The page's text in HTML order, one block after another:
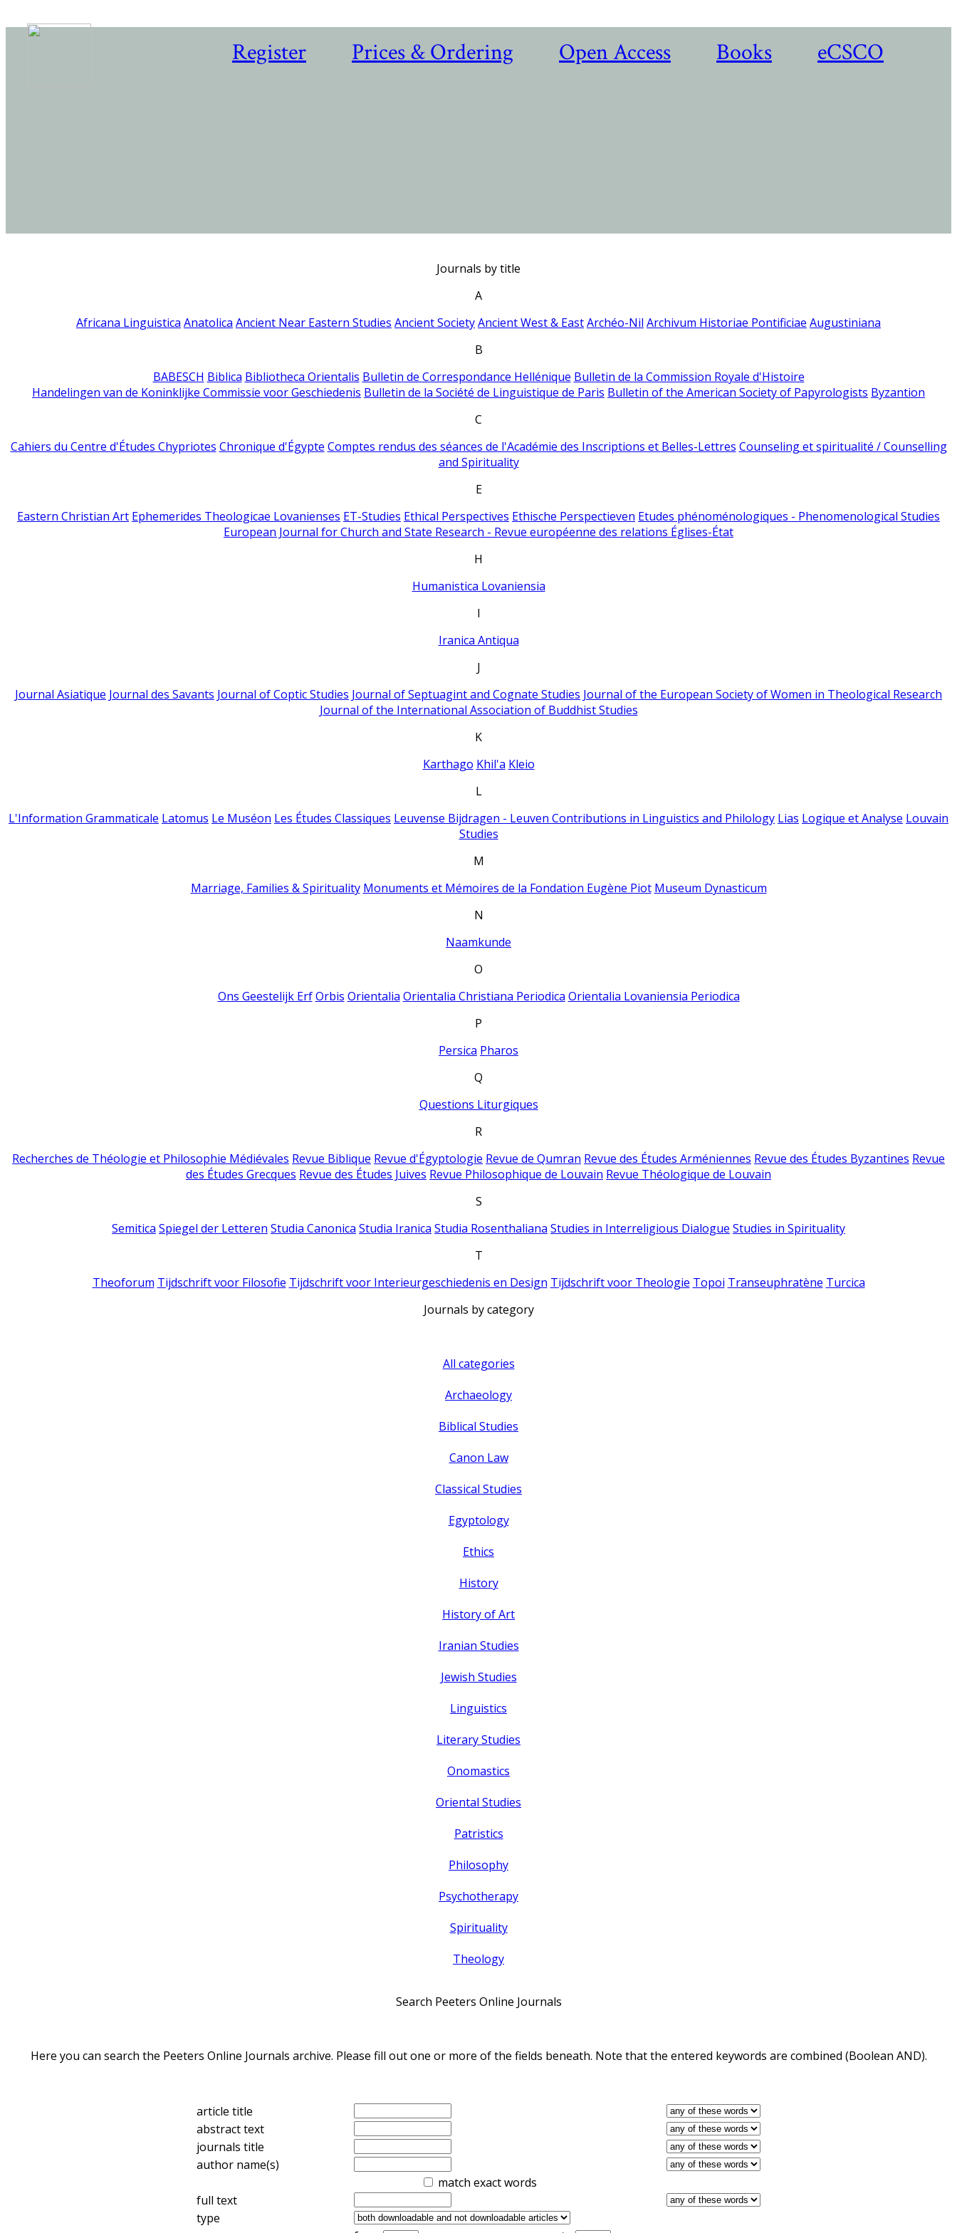
Register Prices & Ordering Open Access Books eCSCO
Journals by title
A
Africana Linguistica Anatolica Ancient Near Eastern Studies Ancient SocietyAncient West & EastArchéo-Nil Archivum Historiae Pontificiae Augustiniana
B
BABESCH Biblica Bibliotheca Orientalis Bulletin de Correspondance Hellénique Bulletin de la Commission Royale d'Histoire
Handelingen van de Koninklijke Commissie voor Geschiedenis Bulletin de la Société de Linguistique de Paris Bulletin of the American Society of Papyrologists Byzantion
C
Cahiers du Centre d'Études Chypriotes Chronique d'Égypte Comptes rendus des séances de l'Académie des Inscriptions et Belles-Lettres Counseling et spiritualité / Counselling
and Spirituality
E
Eastern Christian Art Ephemerides Theologicae Lovanienses ET-Studies Ethical Perspectives Ethische Perspectieven Etudes phénoménologiques - Phenomenological Studies
European Journal for Church and State Research - Revue européenne des relations Églises-État
H
Humanistica Lovaniensia
I
Iranica Antiqua
J
Journal Asiatique Journal des Savants Journal of Coptic Studies Journal of Septuagint and Cognate Studies Journal of the European Society of Women in Theological Research
Journal of the International Association of Buddhist Studies
K
Karthago Khil'a Kleio
L
L'Information Grammaticale Latomus Le Muséon Les Études Classiques Leuvense Bijdragen - Leuven Contributions in Linguistics and Philology Lias Logique et Analyse Louvain
Studies
M
Marriage, Families & Spirituality Monuments et Mémoires de la Fondation Eugène Piot Museum Dynasticum
N
Naamkunde
O
Ons Geestelijk Erf Orbis Orientalia Orientalia Christiana Periodica Orientalia Lovaniensia Periodica
P
Persica Pharos
Q
Questions Liturgiques
R
Recherches de Théologie et Philosophie Médiévales Revue Biblique Revue d'Égyptologie Revue de Qumran Revue des Études Arméniennes Revue des Études Byzantines Revue
des Études Grecques Revue des Études Juives Revue Philosophique de Louvain Revue Théologique de Louvain
S
Semitica Spiegel der Letteren Studia Canonica Studia Iranica Studia Rosenthaliana Studies in Interreligious Dialogue Studies in Spirituality
T
Theoforum Tijdschrift voor Filosofie Tijdschrift voor Interieurgeschiedenis en Design Tijdschrift voor Theologie Topoi Transeuphratène Turcica
Journals by category
All categories
Archaeology
Biblical Studies
Canon Law
Classical Studies
Egyptology
Ethics
History
History of Art
Iranian Studies
Jewish Studies
Linguistics
Literary Studies
Onomastics
Oriental Studies
Patristics
Philosophy
Psychotherapy
Spirituality
Theology
Search Peeters Online Journals
Here you can search the Peeters Online Journals archive. Please fill out one or more of the fields beneath. Note that the entered keywords are combined (Boolean AND).
article title
abstract text
journals title
author name(s)
match exact words
full text
type